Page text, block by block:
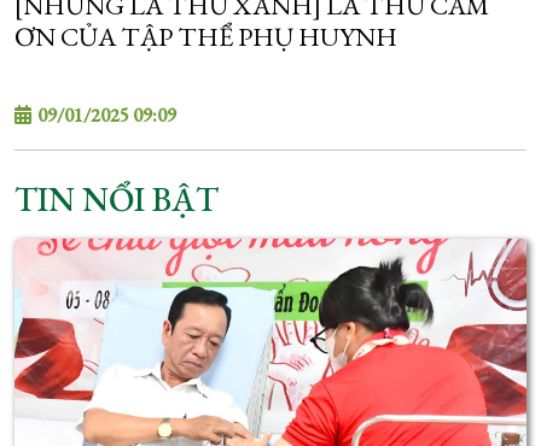
ƠN CỦA TẬP THỂ PHỤ HUYNH
09/01/2025 09:09
TIN NỔI BẬT